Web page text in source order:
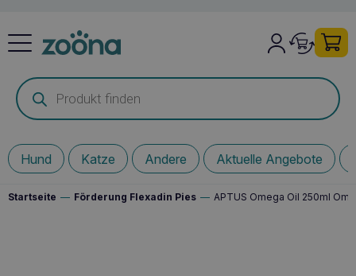
Products
search
Hund Katze Andere Aktuelle Angebote
Startseite — Förderung Flexadin Pies — APTUS Omega Oil 250ml